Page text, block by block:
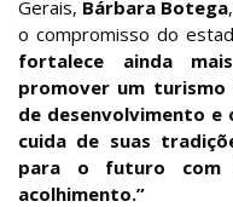
Gerais, Bárbara Botega
o compromisso do
fortalece ainda
promover um turismo
de desenvolvimento e
cuida de suas
para o futuro com
acolhimento.”